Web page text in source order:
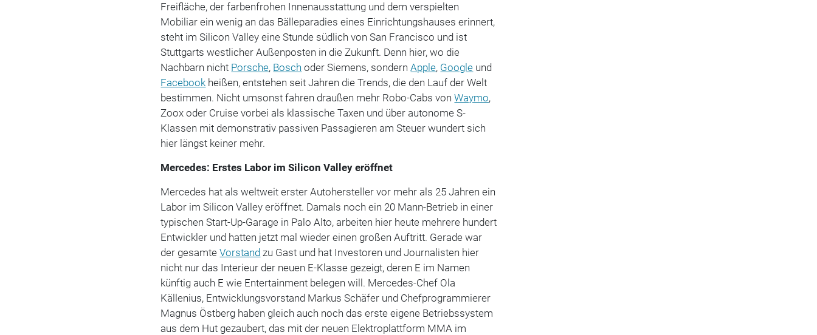
Freifläche, der farbenfrohen Innenausstattung und dem verspielten
Mobiliar ein wenig an das Bälleparadies eines Einrichtungshauses erinnert,
steht im Silicon Valley eine Stunde südlich von San Francisco und ist
Stuttgarts westlicher Außenposten in die Zukunft. Denn hier, wo die
Nachbarn nicht Porsche, Bosch oder Siemens, sondernApple, Google und
Facebook heißen, entstehen seit Jahren die Trends, die den Lauf der Welt
bestimmen. Nicht umsonst fahren draußen mehr Robo-Cabs vonWaymo,
Zoox oder Cruise vorbei als klassische Taxen und über autonome S-
Klassen mit demonstrativ passiven Passagieren am Steuer wundert sich
hier längst keiner mehr.
Mercedes: Erstes Labor im Silicon Valley eröffnet
Mercedes hat als weltweit erster Autohersteller vor mehr als 25 Jahren ein
Labor im Silicon Valley eröffnet. Damals noch ein 20 Mann-Betrieb in einer
typischen Start-Up-Garage in Palo Alto, arbeiten hier heute mehrere hundert
Entwickler und hatten jetzt mal wieder einen großen Auftritt. Gerade war
der gesamteVorstand zu Gast und hat Investoren und Journalisten hier
nicht nur das Interieur der neuen E-Klasse gezeigt, deren E im Namen
künftig auch E wie Entertainment belegen will. Mercedes-Chef Ola
Källenius, Entwicklungsvorstand Markus Schäfer und Chefprogrammierer
Magnus Östberg haben gleich auch noch das erste eigene Betriebssystem
aus dem Hut gezaubert, das mit der neuen Elektroplattform MMA im